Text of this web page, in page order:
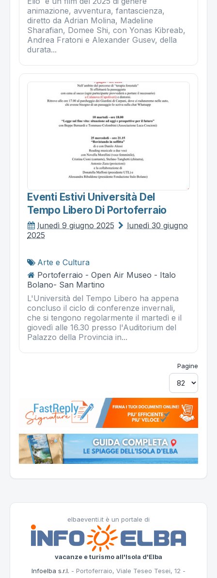
animazione, avventura, fantascienza,
diretto da Adrian Molina, Madeline
Sharafian, Domee Shi, con Yonas Kibreab,
Andrea Fratoni e Alexander Gusev, della
durata...
Eventi Estivi Università Del
Tempo Libero Di Portoferraio
lunedì 9 giugno 2025
lunedì 30 giugno
2025
Arte e Cultura
Portoferraio - Open Air Museo - Italo
Bolano- San Martino
L'Università del Tempo Libero ha appena
concluso il ciclo di conferenze invernali,
che si tengono regolarmente il martedì e il
giovedì alle 16.30 presso l'Auditorium del
Palazzo della Provincia in...
Pagine
elbaeventi.it è un portale di
vacanze e turismo all'Isola d'Elba
Infoelba s.r.l. - Portoferraio, Viale Teseo Tesei, 12 -